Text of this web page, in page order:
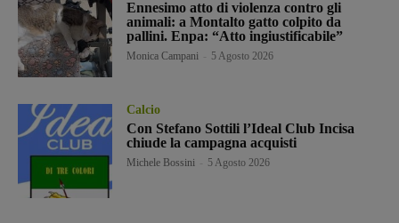
Ennesimo atto di violenza contro gli
animali: a Montalto gatto colpito da
pallini. Enpa: “Atto ingiustificabile”
Monica Campani 5 Agosto 2026
Calcio
Con Stefano Sottili l’Ideal Club Incisa
chiude la campagna acquisti
Michele Bossini 5 Agosto 2026